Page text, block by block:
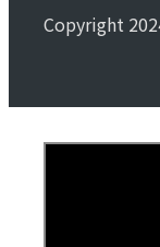
Copyright